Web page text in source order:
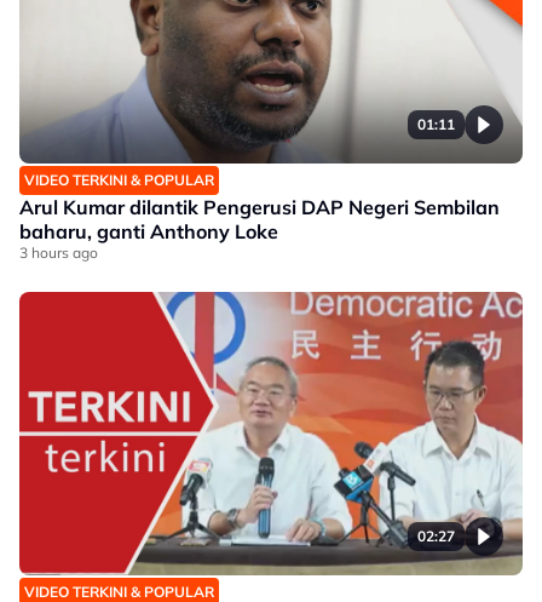
01:11
VIDEO TERKINI & POPULAR
Arul Kumar dilantik Pengerusi DAP Negeri Sembilan
baharu, ganti Anthony Loke
3 hours ago
02:27
VIDEO TERKINI & POPULAR